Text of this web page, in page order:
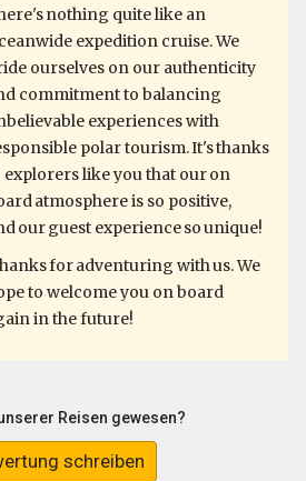
nothing quite like an
expedition cruise. We
ourselves on our authenticity
commitment to balancing
experiences with
polar tourism. It's thanks
explorers like you that our on
atmosphere is so positive,
our guest experience so unique!
for adventuring with us. We
to welcome you on board
in the future!
Reisen gewesen?
schreiben